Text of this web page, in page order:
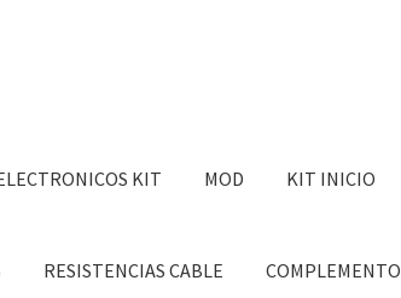
KIT MOD KIT INICIO
RESISTENCIAS CABLE